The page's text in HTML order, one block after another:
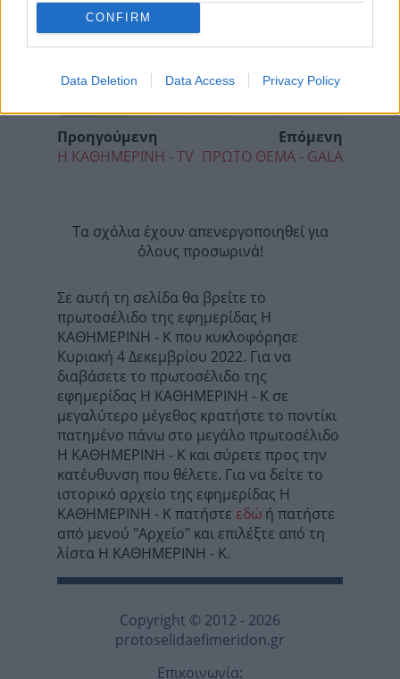
CONFIRM
Data Deletion Data Access Privacy Policy
Προηγούμενη
Η ΚΑΘΗΜΕΡΙΝΗ - TV
Επόμενη
ΠΡΩΤΟ ΘΕΜΑ - GALA
Τα σχόλια έχουν απενεργοποιηθεί για
όλους προσωρινά!
Σε αυτή τη σελίδα θα βρείτε το
πρωτοσέλιδο της εφημερίδας Η
ΚΑΘΗΜΕΡΙΝΗ - Κ που κυκλοφόρησε
Κυριακή 4 Δεκεμβρίου 2022. Για να
διαβάσετε το πρωτοσέλιδο της
εφημερίδας Η ΚΑΘΗΜΕΡΙΝΗ - Κ σε
μεγαλύτερο μέγεθος κρατήστε το ποντίκι
πατημένο πάνω στο μεγάλο πρωτοσέλιδο
Η ΚΑΘΗΜΕΡΙΝΗ - Κ και σύρετε προς την
κατέυθυνση που θέλετε. Για να δείτε το
ιστορικό αρχείο της εφημερίδας Η
ΚΑΘΗΜΕΡΙΝΗ - Κ πατήστε εδώ ή πατήστε
από μενού "Αρχείο" και επιλέξτε από τη
λίστα Η ΚΑΘΗΜΕΡΙΝΗ - Κ.
Copyright © 2012 - 2026
protoselidaefimeridon.gr
Επικοινωνία: